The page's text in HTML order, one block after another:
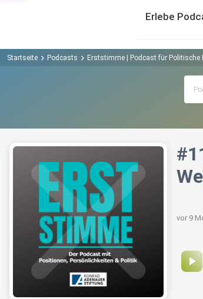
Erlebe
Startseite Podcasts Erststimme | Podcast für Politische
vor 9